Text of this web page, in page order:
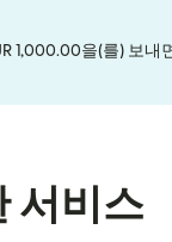
1,000.00을(를) 보내
서비스